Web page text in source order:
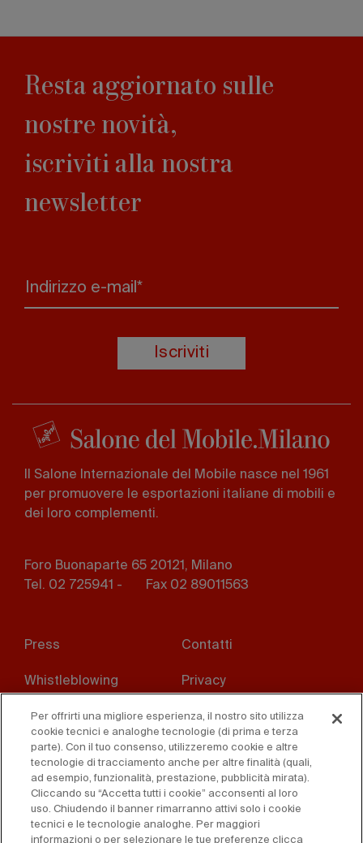
Resta aggiornato sulle
nostre novità,
iscriviti alla nostra
newsletter
Indirizzo e-mail*
Iscriviti
Il Salone Internazionale del Mobile nasce nel 1961
per promuovere le esportazioni italiane di mobili e
dei loro complementi.
Foro Buonaparte 65 20121, Milano
Tel. 02 725941 -
Fax 02 89011563
menu
Press Contatti
Whistleblowing Privacy
Disclaimer D. Lgs. 231/01
Cookies Condizioni di vendita
Dichiarazione di
accessibilità
Per offrirti una migliore esperienza, il nostro sito utilizza
cookie tecnici e analoghe tecnologie (di prima e terza
parte). Con il tuo consenso, utilizzeremo cookie e altre
tecnologie di tracciamento anche per altre finalità (quali,
ad esempio, funzionalità, prestazione, pubblicità mirata).
Cliccando su “Accetta tutti i cookie” acconsenti al loro
uso. Chiudendo il banner rimarranno attivi solo i cookie
tecnici e le tecnologie analoghe. Per maggiori
informazioni o per selezionare le tue preferenze clicca